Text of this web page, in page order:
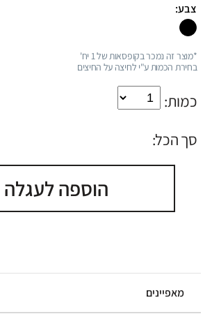
צבע:
*מוצר זה נמכר בקופסאות של 1 יח'
בחירת הכמות ע"י לחיצה על החיצים
כמות:
סך הכל:
הוספה לעגלה
מאפיינים